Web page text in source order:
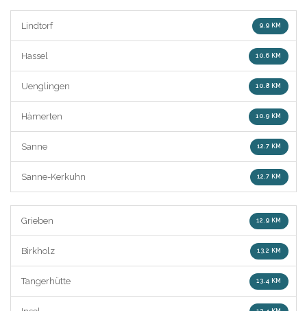
Lindtorf 9.9 KM
Hassel 10.6 KM
Uenglingen 10.8 KM
Hämerten 10.9 KM
Sanne 12.7 KM
Sanne-Kerkuhn 12.7 KM
Grieben 12.9 KM
Birkholz 13.2 KM
Tangerhütte 13.4 KM